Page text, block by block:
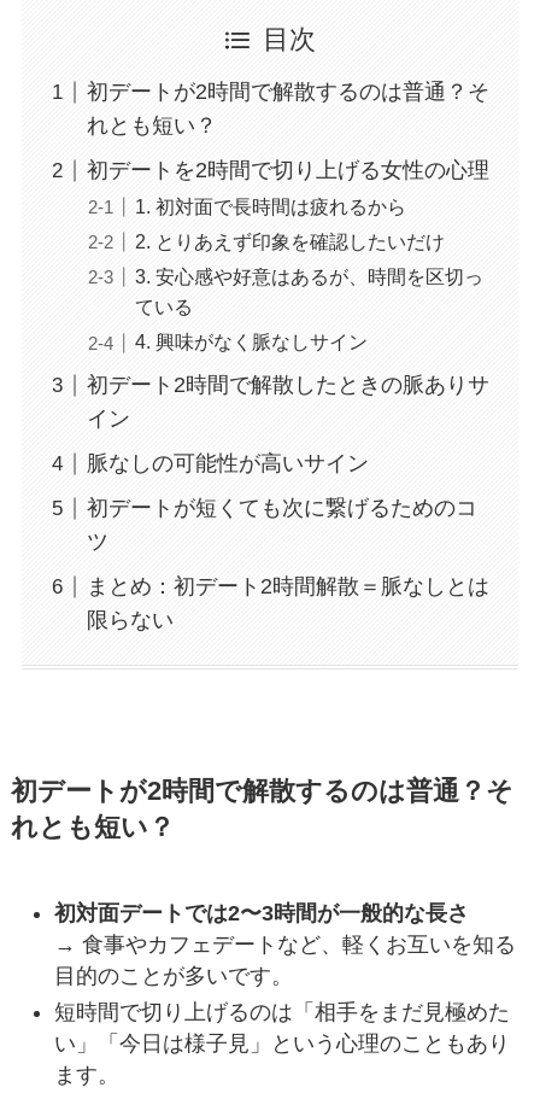
目次
初デートが2時間で解散するのは普通？そ
れとも短い？
初デートを2時間で切り上げる女性の心理
1. 初対面で長時間は疲れるから
2. とりあえず印象を確認したいだけ
3. 安心感や好意はあるが、時間を区切っ
ている
4. 興味がなく脈なしサイン
初デート2時間で解散したときの脈ありサ
イン
脈なしの可能性が高いサイン
初デートが短くても次に繋げるためのコ
ツ
まとめ：初デート2時間解散＝脈なしとは
限らない
初デートが2時間で解散するのは普通？そ
れとも短い？
初対面デートでは2〜3時間が一般的な長さ
→ 食事やカフェデートなど、軽くお互いを知る
目的のことが多いです。
短時間で切り上げるのは「相手をまだ見極めた
い」「今日は様子見」という心理のこともあり
ます。